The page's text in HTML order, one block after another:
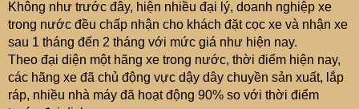
Không như trước đây, hiện nhiều đại lý, doanh nghiệp xe
trong nước đều chấp nhận cho khách đặt cọc xe và nhận xe
sau 1 tháng đến 2 tháng với mức giá như hiện nay.
Theo đại diện một hãng xe trong nước, thời điểm hiện nay,
các hãng xe đã chủ động vực dậy dây chuyền sản xuất, lắp
ráp, nhiều nhà máy đã hoạt động 90% so với thời điểm